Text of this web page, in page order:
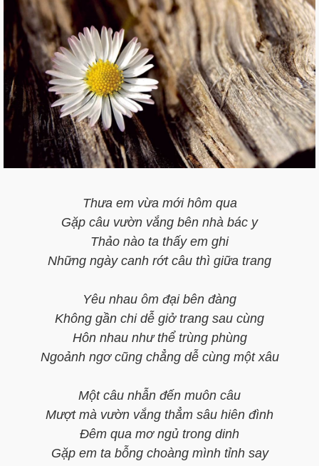
Thưa em vừa mới hôm qua
Gặp câu vườn vắng bên nhà bác y
Thảo nào ta thấy em ghi
Những ngày canh rớt câu thì giữa trang
Yêu nhau ôm đại bên đàng
Không gần chi dễ giở trang sau cùng
Hôn nhau như thể trùng phùng
Ngoảnh ngơ cũng chẳng dễ cùng một xâu
Một câu nhẫn đến muôn câu
Mượt mà vườn vắng thẳm sâu hiên đình
Đêm qua mơ ngủ trong dinh
Gặp em ta bỗng choàng mình tỉnh say